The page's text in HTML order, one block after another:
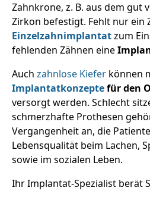
Zahnkrone, z. B. aus dem gut
Zirkon befestigt. Fehlt nur ein
Einzelzahnimplantatzum
fehlenden Zähnen eine
Auch zahnlose Kiefer können
Implantatkonzeptefür den
versorgt werden. Schlecht
schmerzhafte Prothesen
Vergangenheit an, die
Lebensqualität beim Lachen,
sowie im sozialen Leben.
Ihr Implantat-Spezialist berät